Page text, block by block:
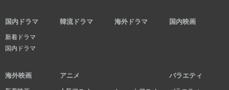
国内ドラマ
新着ドラマ
国内ドラマ
韓流ドラマ 海外ドラマ 国内映画
海外映画 アニメ バラエティ